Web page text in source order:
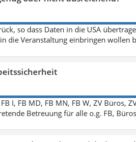
so dass Daten in die USA
die Veranstaltung einbringen wollen
FB I, FB MD, FB MN, FB W, ZV Büros,
Betreuung für alle o.g. FB,